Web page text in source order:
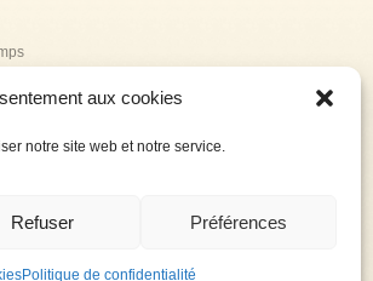
aux cookies
notre site web et notre service.
Refuser Préférences
Politique de confidentialité